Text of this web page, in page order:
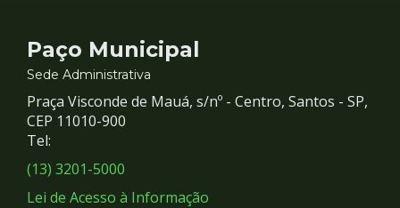
Contato
e
Redes
Sociais
Paço Municipal
Sede Administrativa
Praça Visconde de Mauá, s/nº - Centro, Santos - SP,
CEP 11010-900
Tel:
(13) 3201-5000
Lei de Acesso à Informação